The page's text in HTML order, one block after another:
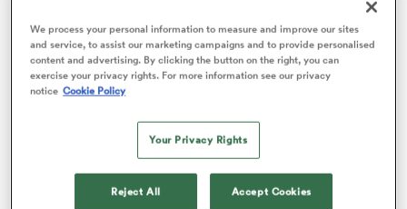
We process your personal information to measure and improve our sites
and service, to assist our marketing campaigns and to provide personalised
content and advertising. By clicking the button on the right, you can
exercise your privacy rights. For more information see our privacy
notice Cookie Policy
Your Privacy Rights
Reject All Accept Cookies